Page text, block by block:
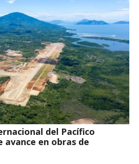
del Pacífico
avance en obras de